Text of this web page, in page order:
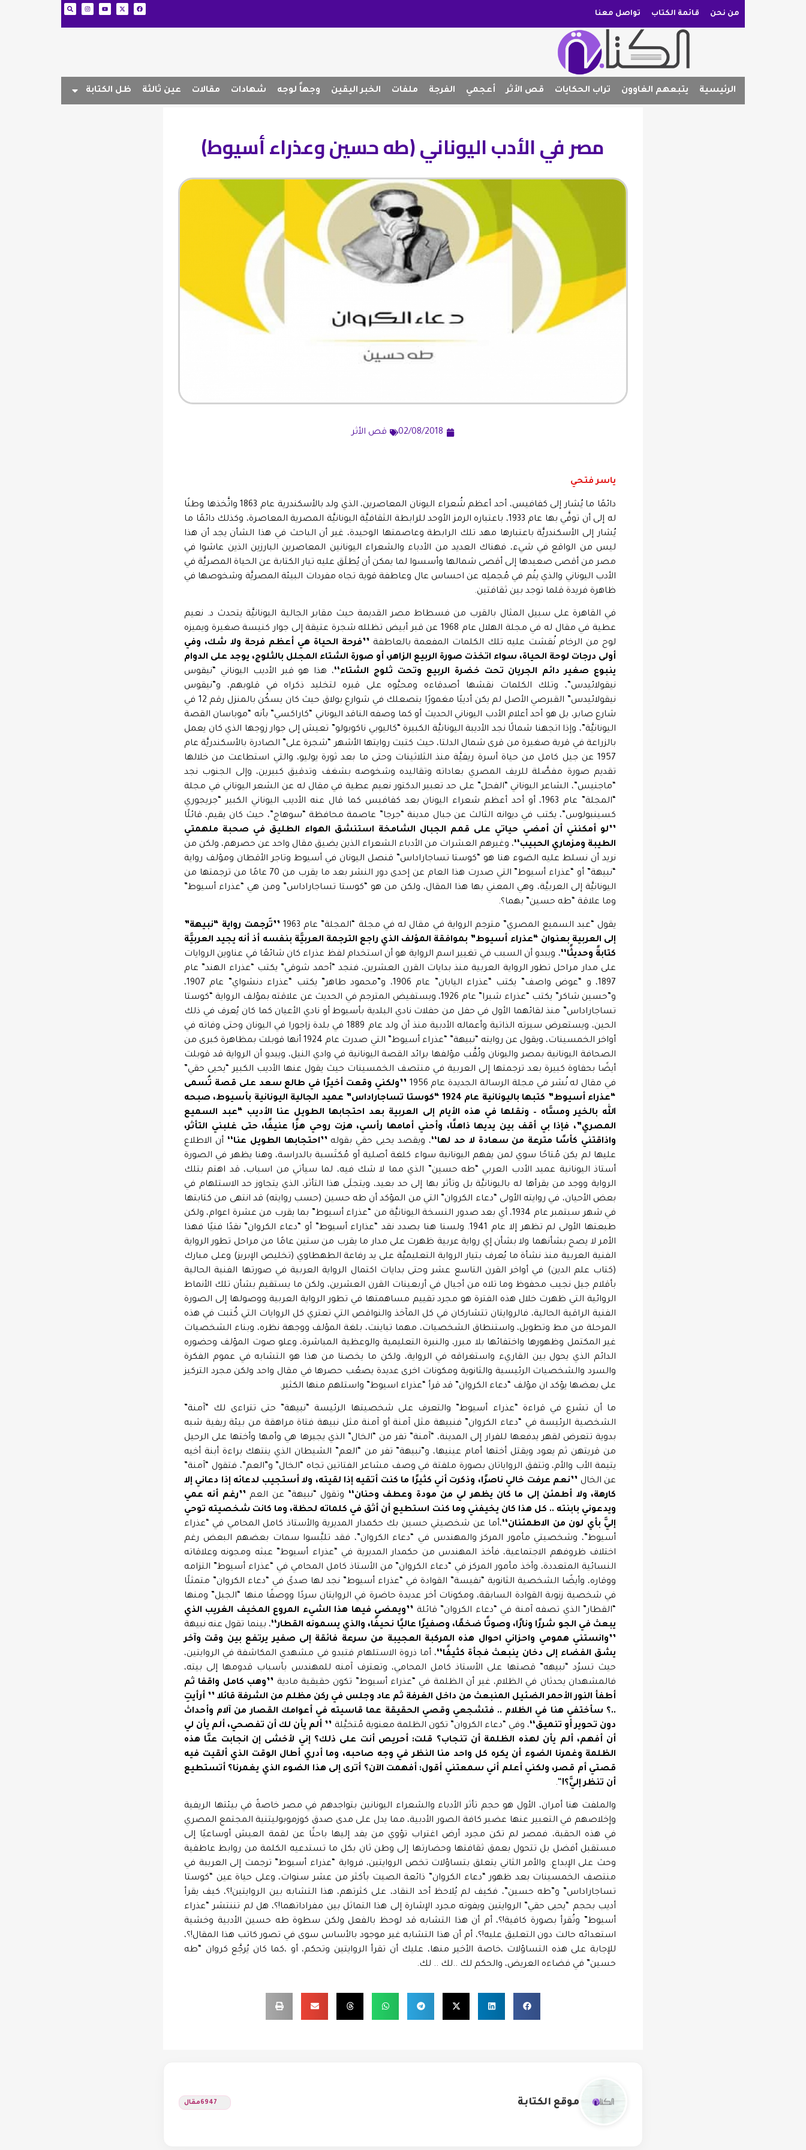
من نحن قائمة الكتاب تواصل معنا
الرئيسية يتبعهم الغاوون تراب الحكايات قص الأثر أعجمي الفرجة ملفات الخبر اليقين وجهاً لوجه شهادات مقالات عين ثالثة ظل الكتابة
مصر في الأدب اليوناني (طه حسين وعذراء أسيوط)
02/08/2018 قص الأثر
ياسر فتحي
دائمًا ما يُشار إلى كفافيس، أحد أعظم شُعراء اليونان المعاصرين، الذي ولد بالأسكندرية عام 1863 واتَّخذها وطنًا
له إلى أن توفَّي بها عام 1933، باعتباره الرمز الأوحد للرابطة الثقافيَّة اليونانيَّة المصرية المعاصرة، وكذلك دائمًا ما
يُشار إلى الأسكندريَّة باعتبارها مهد تلك الرابطة وعاصمتها الوحيدة، غير أن الباحث في هذا الشأن يجد أن هذا
ليس من الواقع في شيء، فهناك العديد من الأدباء والشعراء اليونانين المعاصرين البارزين الذين عاشوا في
مصر من أقصى صعيدها إلى أقصى شمالها وأسسوا لما يمكن أن يُطلَق عليه تيار الكتابة عن الحياة المصريَّة في
الأدب اليوناني والذي ينُم في مُجملِه عن احساس عال وعاطفة قوية تجاه مفردات البيئة المصريَّة وشخوصها في
ظاهرة فريدة قلما توجد بين ثقافتين.
في القاهرة على سبيل المثال بالقرب من فسطاط مصر القديمة حيث مقابر الجالية اليونانيَّة يتحدث د. نعيم
عطية في مقال له في مجلة الهلال عام 1968 عن قبر أبيض تظلله شجرة عتيقة إلى جوار كنيسة صغيرة ويميزه
لوح من الرخام نُقشت عليه تلك الكلمات المفعمة بالعاطفة ’’فرحة الحياة هي أعظم فرحة ولا شك، وفي
أولى درجات لوحة الحياة، سواء اتخذت صورة الربيع الزاهر، أو صورة الشتاء المجلل بالثلوج، يوجد على الدوام
ينبوع صغير دائم الجريان تحت خضرة الربيع وتحت ثلوج الشتاء‘‘، هذا هو قبر الأديب اليوناني “نيقوس
نيقولائيدس”، وتلك الكلمات نقشها أصدقاءه ومحبَّوه على قبره لتخليد ذكراه في قلوبهم، و”نيقوس
نيقولائيدس” القبرصي الأصل لم يكن أديبًا مغمورًا يتصعلك في شوارع بولاق حيث كان يسكُن بالمنزل رقم 12 في
شارع صابر، بل هو أحد أعلام الأدب اليوناني الحديث أو كما وصفه الناقد اليوناني “كاراكسي” بأنه “موباسان القصة
اليونانيَّة”، وإذا اتجهنا شمالًا نجد الأديبة اليونانيَّة الكبيرة “كاليوبي ناكوبولو” تعيش إلى جوار زوجها الذي كان يعمل
بالزراعة في قرية صغيرة من قرى شمال الدلتا، حيث كتبت روايتها الأشهر “شجرة على” الصادرة بالأسكندريَّة عام
1957 عن جيل كامل من حياة أسرة ريفيَّة منذ الثلاثينات وحتى ما بعد ثورة يوليو، والتي استطاعت من خلالها
تقديم صورة مفصَّلة للريف المصري بعاداته وتقاليده وشخوصه بشغف وتدقيق كبيرين، وإلى الجنوب نجد
“ماجنيس”، الشاعر اليوناني “الفحل” على حد تعبير الدكتور نعيم عطية في مقال له عن الشعر اليوناني في مجلة
“المجلة” عام 1963، أو أحد أعظم شعراء اليونان بعد كفافيس كما قال عنه الأديب اليوناني الكبير “جريجوري
كسينبولوس”، يكتب في ديوانه الثالث عن جبال مدينة “جرجا” عاصمة محافظة “سوهاج”، حيث كان يقيم، قائلًا
’’لو أمكنني أن أمضي حياتي على قمم الجبال الشامخة استنشق الهواء الطليق في صحبة ملهمتي
الطيبة ومزماري الحبيب‘‘، وغيرهم العشرات من الأدباء الشعراء الذين يضيق مقال واحد عن حصرهم، ولكن من
نريد أن نسلط عليه الضوء هنا هو “كوستا تساجاراداس” قنصل اليونان في أسيوط وتاجر الأقطان ومؤلف رواية
“نبيهة” أو “عذراء أسيوط” التي صدرت هذا العام عن إحدى دور النشر بعد ما يقرب من 70 عامًا من ترجمتها من
اليونانيَّة إلى العربيَّة، وهي المعني بها هذا المقال، ولكن من هو “كوستا تساجاراداس” ومن هي “عذراء أسيوط”
وما علاقة “طه حسين” بهما؟.
يقول “عبد السميع المصري” مترجم الرواية في مقال له في مجلة “المجلة” عام 1963
’’تَرجمت رواية “نبيهة”
إلى العربية بعنوان “عذراء أسيوط” بموافقة المؤلف الذي راجع الترجمة العربيَّة بنفسه أذ أنه يجيد العربيَّة
كتابةً وحديثًا‘‘، ويبدو أن السبب في تغيير اسم الرواية هو أن استخدام لفظ عذراء كان شائعًا في عناوين الروايات
على مدار مراحل تطور الرواية العربية منذ بدايات القرن العشرين، فنجد “أحمد شوقي” يكتب “عذراء الهند” عام
1897، و “عوض واصف” يكتب “عذراء اليابان” عام 1906، و”محمود طاهر” يكتب “عذراء دنشواي” عام 1907،
و”حسين شاكر” يكتب “عذراء شبرا” عام 1926، ويستفيض المترجم في الحديث عن علاقته بمؤلف الرواية “كوستا
تساجاراداس” منذ لقائهما الأول في حفل من حفلات نادي البلدية بأسيوط أو نادي الأعيان كما كان يُعرف في ذلك
الحين، ويستعرض سيرته الذاتية وأعماله الأدبية منذ أن ولد عام 1889 في بلدة زاجورا في اليونان وحتى وفاته في
أواخر الخمسينات، ويقول عن روايته “نبيهة” “عذراء أسيوط” التي صدرت عام 1924 أنها قوبلت بمظاهرة كبرى من
الصحافة اليونانية بمصر واليونان ولُقَّب مؤلفها برائد القصة اليونانية في وادي النيل، ويبدو أن الرواية قد قوبلت
أيضًا بحفاوة كبيرة بعد ترجمتها إلى العربية في منتصف الخمسينات حيث يقول عنها الأديب الكبير “يحيى حقي”
في مقال له نُشر في مجلة الرسالة الجديدة عام 1956
’’ولكني وقعت أخيرًا في طالع سعد على قصة تُسمى
“عذراء أسيوط” كتبها باليونانية عام 1924 “كوستا تساجاراداس” عميد الجالية اليونانية بأسيوط، صبحه
الله بالخير ومسَّاه – ونقلها في هذه الأيام إلى العربية بعد احتجابها الطويل عنا الأديب “عبد السميع
المصري”، فإذا بي أقف بين يديها ذاهلًا، وأحني أمامها رأسي، هزت روحي هزًا عنيفًا، حتى غلبني التأثر،
واذاقتني كأسًا مترعة من سعادة لا حد لها‘‘، ويقصد يحيى حقي بقوله ’’احتجابها الطويل عنا‘‘ أن الاطلاع
عليها لم يكن مُتاحًا سوي لمن يفهم اليونانية سواء كلغة أصلية أو مُكتَسبة بالدراسة، وهنا يظهر في الصورة
أستاذ اليونانية عميد الأدب العربي “طه حسين” الذي مما لا شك فيه، لما سيأتي من اسباب، قد اهتم بتلك
الرواية ووجد من يقرأها له باليونانيَّة بل وتأثر بها إلى حد بعيد، ويتجلَى هذا التأثر، الذي يتجاوز حد الاستلهام في
بعض الأحيان، في روايته الأولى “دعاء الكروان” التي من المؤكد أن طه حسين (حسب روايته) قد انتهى من كتابتها
في شهر سبتمبر عام 1934، أي بعد صدور النسخة اليونانيَّة من “عذراء أسيوط” بما يقرب من عشرة اعوام، ولكن
طبعتها الأولى لم تظهر إلا عام 1941. ولسنا هنا بصدد نقد “عذاراء أسيوط” أو “دعاء الكروان” نقدًا فنيًا فهذا
الأمر لا يصح بشأنهما ولا بشأن إي رواية عربية ظهرت على مدار ما يقرب من ستين عامًا من مراحل تطور الرواية
الفنية العربية منذ نشأة ما يُعرف بتيار الرواية التعليميَّة على يد رفاعة الطهطاوي (تخليص الإبريز) وعلى مبارك
(كتاب علم الدين) في أواخر القرن التاسع عشر وحتى بدايات اكتمال الرواية العربية في صورتها الفنية الحالية
بأقلام جيل نجيب محفوظ وما تلاه من أجيال في أربعينات القرن العشرين، ولكن ما يستقيم بشأن تلك الأنماط
الروائية التي ظهرت خلال هذه الفترة هو مجرد تقييم مساهمتها في تطور الرواية العربية ووصولها إلى الصورة
الفنية الراقية الحالية، فالروايتان تتشاركان في كل المآخذ والنواقص التي تعتري كل الروايات التي كُتبت في هذه
المرحلة من مط وتطويل، واستنطاق الشخصيات، مهما تباينت، بلغة المؤلف ووجهة نظره، وبناء الشخصيات
غير المكتمل وظهورها واختفائها بلا مبرر، والنبرة التعليمية والوعظية المباشرة، وعلو صوت المؤلف وحضوره
الدائم الذي يحول بين القاريء واستغراقه في الرواية، ولكن ما يخصنا من هذا هو التشابه في عموم الفكرة
والسرد والشخصيات الرئيسية والثانوية ومكونات اخرى عديدة يصعُب حصرها في مقال واحد ولكن مجرد التركيز
على بعضها يؤكد ان مؤلف “دعاء الكروان” قد قرأ “عذراء اسيوط” واستلهم منها الكثير.
ما أن تشرع في قراءة “عذراء أسيوط” والتعرف على شخصيتها الرئيسة “نبيهة” حتى تتراءى لك “آمنة”
الشخصية الرئيسة في “دعاء الكروان” فنبيهة مثل آمنة أو آمنة مثل نبيهة فتاة مراهقة من بيئة ريفية شبه
بدوية تتعرض لقهر يدفعها للفرار إلى المدينة، “آمنة” تفر من “الخال” الذي يجبرها هي وأمها وأختها على الرحيل
من قريتهن ثم يعود ويقتل أختها أمام عينيها، و”نبيهة” تفر من “العم” الشيطان الذي ينتهك براءة أبنة أخيه
يتيمة الأب والأم، وتتفق الرواياتان بصورة ملفتة في وصف مشاعر الفتاتين تجاه “الخال” و”العم”، فتقول “آمنة”
عن الخال ’’نعم عرفت خالي ناصرًا، وذكرت أني كثيرًا ما كنت أتقيه إذا لقيته، ولا أستجيب لدعائه إذا دعاني إلا
كارهة، ولا أطمئن إلى ما كان يظهر لي من مودة وعطف وحنان‘‘ وتقول “نبيهة” عن العم ’’رغم أنه عمي
ويدعوني بابنته .. كل هذا كان يخيفني وما كنت استطيع أن أثق في كلماته لحظة، وما كانت شخصيته توحي
إليَّ بأي لون من الاطمئنان‘‘،أما عن شخصيتي حسين بك حكمدار المديرية والأستاذ كامل المحامي في “عذراء
أسيوط”، وشخصيتي مأمور المركز والمهندس في “دعاء الكروان”، فقد تلبَّسوا سمات بعضهم البعض رغم
اختلاف ظروفهم الاجتماعية، فأخذ المهندس من حكمدار المديرية في “عذراء أسيوط” عبثه ومجونه وعلاقاته
النسائية المتعددة، وأخذ مأمور المركز في “دعاء الكروان” من الأستاذ كامل المحامي في “عذراء أسيوط” التزامه
ووقاره، وأيضًا الشخصية الثانوية “نفيسة” القوادة في “عذراء أسيوط” نجد لها صدىً في “دعاء الكروان” متمثلًا
في شخصية زنوبة القوادة السابقة، ومكونات أخر عديدة حاضرة في الروايتان سردًا ووصفًا منها “الجبل” ومنها
“القطار” الذي تصفه آمنة في “دعاء الكروان” قائلة ’’ويمضي فيها هذا الشيء المروع المخيف الغريب الذي
يبعث في الجو شررًا ونارًا، وصوتًا ضخمًا، وصفيرًا عاليًا نحيفًا، والذي يسمونه القطار‘‘، بينما تقول عنه نبيهة
’’ وانستني همومي واحزاني احوال هذه المركبة العجيبة من سرعة فائقة إلى صفير يرتفع بين وقت وآخر
يشق الفضاء إلى دخان ينبعث فجأة كثيفًا‘‘، أما ذروة الاستلهام فتبدو في مشهدي المكاشفة في الروايتين،
حيث تسرُد “نبيهه” قصتها على الأستاذ كامل المحامي، وتعترف آمنه للمهندس بأسباب قدومها إلى بيته،
فالمشهدان يحدثان في الظلام، غير أن الظلمة في “عذراء أسيوط” تكون حقيقية مادية ’’وهب كامل واقفا ثم
أطفأ النور الأحمر الضئيل المنبعث من داخل الغرفة ثم عاد وجلس في ركن مظلم من الشرفة قائلا ’’ أرأيتِ
..؟ سأختفي هنا في الظلام .. فتشجعي وقصي الحقيقة عما قاسيته في أعوامك القصار من آلام وأحداث
دون تحوير أو تنميق‘‘، وفي “دعاء الكروان” تكون الظلمة معنوية مُتخيَّلة ’’ ألم يأن لك أن تفصحي، ألم يأن لي
أن أفهم، ألم يأن لهذه الظلمة أن تنجاب؟ قلت: أحريص أنت على ذلك؟ إني لأخشى إن انجابت عنَّا هذه
الظلمة وغمرنا الضوء أن يكره كل واحد منا النظر في وجه صاحبه، وما أدري أطال الوقت الذي ألقيت فيه
قصتي أم قصر، ولكني أعلم أني سمعتني أقول: أفهمت الآن؟ أترى إلى هذا الضوء الذي يغمرنا؟ أتستطيع
أن تنظر إليَّ؟!
‘‘.
والملفت هنا أمران، الأول هو حجم تأثر الأدباء والشعراء اليونانين بتواجدهم في مصر خاصةً في بيئتها الريفية
وإخلاصهم في التعبير عنها عضبر كافة الصور الأدبية، مما يدل على مدى صدق كوزموبوليتنية المجتمع المصري
في هذه الحقبة، فمصر لم تكن مجرد أرض اغتراب تؤوي من يفد إليها باحثًا عن لقمة العيش أوساعيًا إلى
مستقبل أفضل بل تتحول بعمق ثقافتها وحضارتها إلى وطن ثان بكل ما تستدعيه الكلمة من روابط عاطفية
وحث على الإبداع. والأمر الثاني يتعلق بتساؤلات تخص الروايتين، فرواية “عذراء أسيوط” ترجمت إلى العريبة في
منتصف الخمسينات بعد ظهور “دعاء الكروان” ذائعة الصيت بأكثر من عشر سنوات، وعلى حياة عين “كوستا
تساجاراداس” و”طه حسين”، فكيف لم يُلاحظ أحد النقاد، على كثرتهم، هذا التشابه بين الروايتين!؟، كيف يقرأ
أديب بحجم “يحيى حقي” الروايتين ويفوته مجرد الإشارة إلى هذا التماثل بين مفراداتهما!؟، هل لم تننتشر “عذراء
أسيوط” وتُقرأ بصورة كافية!؟، أم أن هذا التشابه قد لوحظ بالفعل ولكن سطوة طه حسين الأدبية وخشية
استعدائه حالت دون التعليق عليه!؟، أم أن هذا التشابه غير موجود بالأساس سوى في تصور كاتب هذا المقال!؟،
للإجابة على هذه التساؤلات ،خاصة الأخير منها، عليك أن تقرأ الروايتين وتحكم، أو ،كما كان يُرجَّع كروان “طه
حسين” في فضاءه العريض، والحكم لك ..لك .. لك.
موقع الكتابة 6947مقال